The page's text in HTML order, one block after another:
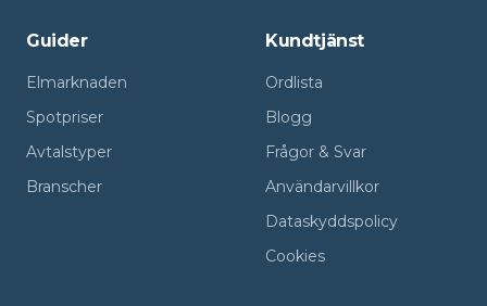
Guider
Elmarknaden
Spotpriser
Avtalstyper
Branscher
Kundtjänst
Ordlista
Blogg
Frågor & Svar
Användarvillkor
Dataskyddspolicy
Cookies